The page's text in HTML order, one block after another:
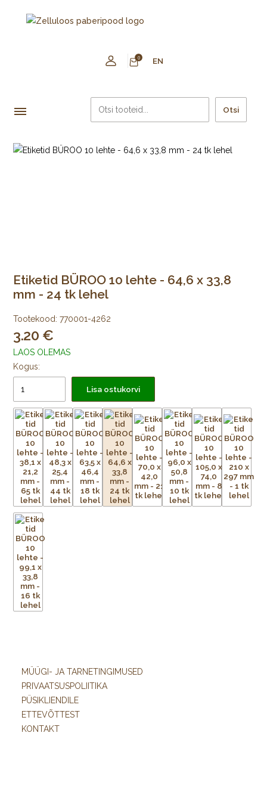
0 EN
Otsi
Etiketid BÜROO 10 lehte - 64,6 x 33,8
mm - 24 tk lehel
Tootekood: 770001-4262
3.20
LAOS OLEMAS
Kogus:
Lisa ostukorvi
MÜÜGI- JA TARNETINGIMUSED
PRIVAATSUSPOLIITIKA
PÜSIKLIENDILE
ETTEVÕTTEST
KONTAKT